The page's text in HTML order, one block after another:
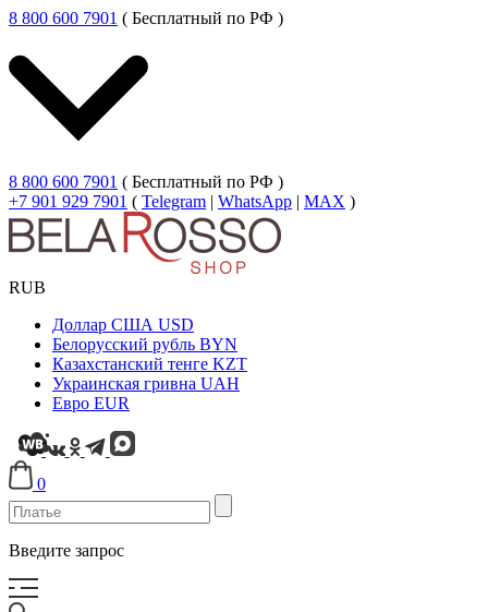
8 800 600 7901 ( Бесплатный по РФ )
8 800 600 7901 ( Бесплатный по РФ )
+7 901 929 7901 ( Telegram | WhatsApp | MAX )
RUB
Доллар США USD
Белорусский рубль BYN
Казахстанский тенге KZT
Украинская гривна UAH
Евро EUR
0
Введите запрос